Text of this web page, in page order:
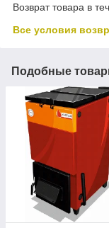
Возврат товара в
Все условия
Подобные